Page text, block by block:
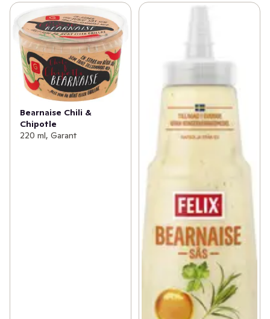
Bearnaise Chili &
Chipotle
220 ml, Garant